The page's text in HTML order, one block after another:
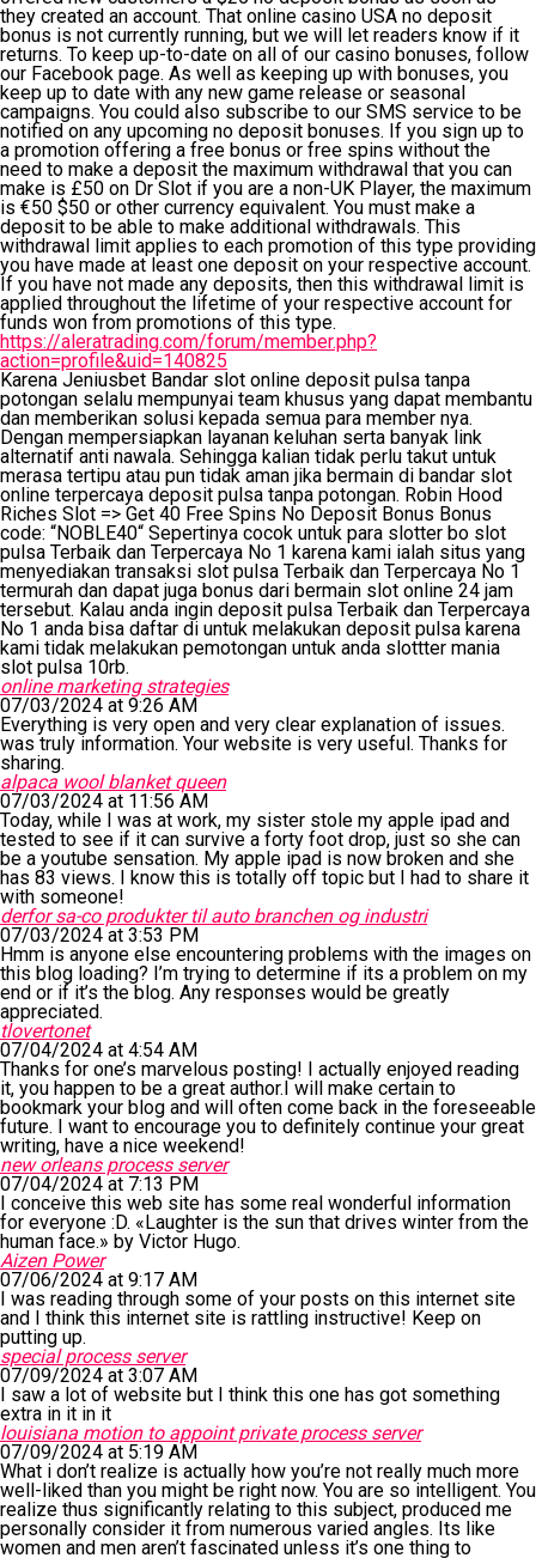
they created an account. That online casino USA no deposit
bonus is not currently running, but we will let readers know if it
returns. To keep up-to-date on all of our casino bonuses, follow
our Facebook page. As well as keeping up with bonuses, you
keep up to date with any new game release or seasonal
campaigns. You could also subscribe to our SMS service to be
notified on any upcoming no deposit bonuses. If you sign up to
a promotion offering a free bonus or free spins without the
need to make a deposit the maximum withdrawal that you can
make is £50 on Dr Slot if you are a non-UK Player, the maximum
is €50 $50 or other currency equivalent. You must make a
deposit to be able to make additional withdrawals. This
withdrawal limit applies to each promotion of this type providing
you have made at least one deposit on your respective account.
If you have not made any deposits, then this withdrawal limit is
applied throughout the lifetime of your respective account for
funds won from promotions of this type.
https://aleratrading.com/forum/member.php?
action=profile&uid=140825
Karena Jeniusbet Bandar slot online deposit pulsa tanpa
potongan selalu mempunyai team khusus yang dapat membantu
dan memberikan solusi kepada semua para member nya.
Dengan mempersiapkan layanan keluhan serta banyak link
alternatif anti nawala. Sehingga kalian tidak perlu takut untuk
merasa tertipu atau pun tidak aman jika bermain di bandar slot
online terpercaya deposit pulsa tanpa potongan. Robin Hood
Riches Slot => Get 40 Free Spins No Deposit Bonus Bonus
code: “NOBLE40“ Sepertinya cocok untuk para slotter bo slot
pulsa Terbaik dan Terpercaya No 1 karena kami ialah situs yang
menyediakan transaksi slot pulsa Terbaik dan Terpercaya No 1
termurah dan dapat juga bonus dari bermain slot online 24 jam
tersebut. Kalau anda ingin deposit pulsa Terbaik dan Terpercaya
No 1 anda bisa daftar di untuk melakukan deposit pulsa karena
kami tidak melakukan pemotongan untuk anda slottter mania
slot pulsa 10rb.
online marketing strategies
07/03/2024 at 9:26 AM
Everything is very open and very clear explanation of issues.
was truly information. Your website is very useful. Thanks for
sharing.
alpaca wool blanket queen
07/03/2024 at 11:56 AM
Today, while I was at work, my sister stole my apple ipad and
tested to see if it can survive a forty foot drop, just so she can
be a youtube sensation. My apple ipad is now broken and she
has 83 views. I know this is totally off topic but I had to share it
with someone!
derfor sa-co produkter til auto branchen og industri
07/03/2024 at 3:53 PM
Hmm is anyone else encountering problems with the images on
this blog loading? I’m trying to determine if its a problem on my
end or if it’s the blog. Any responses would be greatly
appreciated.
tlovertonet
07/04/2024 at 4:54 AM
Thanks for one’s marvelous posting! I actually enjoyed reading
it, you happen to be a great author.I will make certain to
bookmark your blog and will often come back in the foreseeable
future. I want to encourage you to definitely continue your great
writing, have a nice weekend!
new orleans process server
07/04/2024 at 7:13 PM
I conceive this web site has some real wonderful information
for everyone :D. «Laughter is the sun that drives winter from the
human face.» by Victor Hugo.
Aizen Power
07/06/2024 at 9:17 AM
I was reading through some of your posts on this internet site
and I think this internet site is rattling instructive! Keep on
putting up.
special process server
07/09/2024 at 3:07 AM
I saw a lot of website but I think this one has got something
extra in it in it
louisiana motion to appoint private process server
07/09/2024 at 5:19 AM
What i don’t realize is actually how you’re not really much more
well-liked than you might be right now. You are so intelligent. You
realize thus significantly relating to this subject, produced me
personally consider it from numerous varied angles. Its like
women and men aren’t fascinated unless it’s one thing to